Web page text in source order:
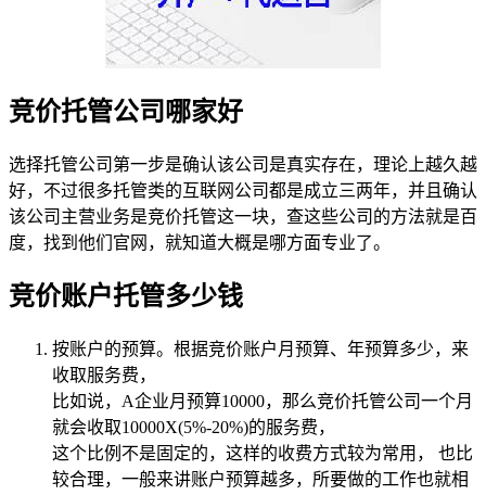
竞价托管公司哪家好
选择托管公司第一步是确认该公司是真实存在，理论上越久越
好，不过很多托管类的互联网公司都是成立三两年，并且确认
该公司主营业务是竞价托管这一块，查这些公司的方法就是百
度，找到他们官网，就知道大概是哪方面专业了。
竞价账户托管多少钱
按账户的预算。根据竞价账户月预算、年预算多少，来
收取服务费，
比如说，A企业月预算10000，那么竞价托管公司一个月
就会收取10000X(5%-20%)的服务费，
这个比例不是固定的，这样的收费方式较为常用， 也比
较合理，一般来讲账户预算越多，所要做的工作也就相